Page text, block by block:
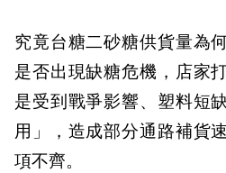
究竟台糖二砂糖供貨量為
是否出現缺糖危機，店家
是受到戰爭影響、塑料短
用」，造成部分通路補貨
項不齊。